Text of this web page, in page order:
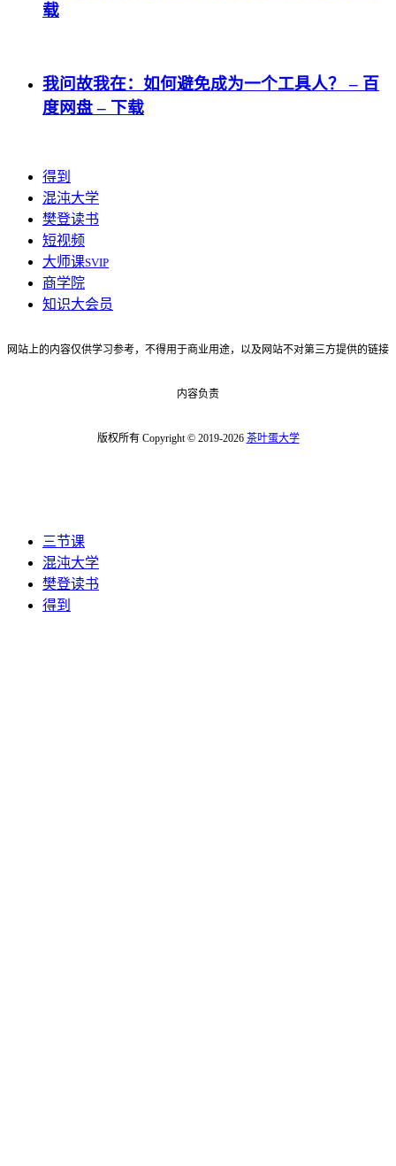
载
我问故我在：如何避免成为一个工具人？ – 百
度网盘 – 下载
得到
混沌大学
樊登读书
短视频
大师课SVIP
商学院
知识大会员
网站上的内容仅供学习参考，不得用于商业用途，以及网站不对第三方提供的链接
内容负责
版权所有 Copyright © 2019-2026 茶叶蛋大学
三节课
混沌大学
樊登读书
得到